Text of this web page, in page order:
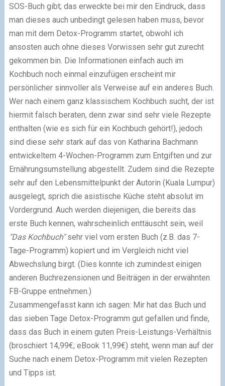
SOS-Buch gibt; das erweckte bei mir den Eindruck, dass
man dieses auch unbedingt gelesen haben muss, bevor
man mit dem Detox-Programm startet, obwohl ich
ansosten auch ohne dieses Vorwissen sehr gut zurecht
gekommen bin. Die Informationen einfach auch im
Kochbuch noch einmal einzufügen erscheint mir
persönlicher sinnvoller als Verweise auf ein anderes Buch.
Wer nach einem ganz klassischem Kochbuch sucht, der ist
hiermit falsch beraten, denn zwar sind sehr viele Rezepte
enthalten (wie es sich für ein Kochbuch gehört!), jedoch
sind diese sehr stark auf das von Katharina Bachmann
entwickeltem 4-Wochen-Programm zum Entgiften und zur
Ernährungsumstellung abgestellt. Zudem sind die Rezepte
sehr auf den Lebensmittelpunkt der Autorin (Kuala Lumpur)
ausgelegt, sprich die asistische Küche steht absolut im
Vordergrund. Auch werden diejenigen, die bereits das
erste Buch kennen, wahrscheinlich enttäuscht sein, weil
"Das Kochbuch"sehr viel vom ersten Buch (z.B. das 7-
Tage-Programm) kopiert und im Vergleich nicht viel
Abwechslung birgt. (Dies konnte ich zumindest einigen
anderen Buchrezensionen und Beiträgen in der erwähnten
FB-Gruppe entnehmen.)
Zusammengefasst kann ich sagen: Mir hat das Buch und
das sieben Tage Detox-Programm gut gefallen und finde,
dass das Buch in einem guten Preis-Leistungs-Verhältnis
(broschiert 14,99€; eBook 11,99€) steht, wenn man auf der
Suche nach einem Detox-Programm mit vielen Rezepten
und Tipps ist.